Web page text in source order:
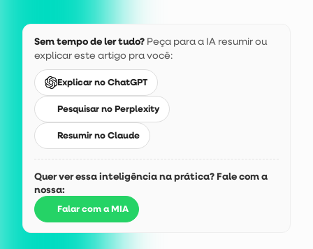
Sem tempo de ler tudo? Peça para a IA resumir ou
explicar este artigo pra você:
Explicar no ChatGPT
Pesquisar no Perplexity
Resumir no Claude
Quer ver essa inteligência na prática? Fale com a
nossa:
Falar com a MIA